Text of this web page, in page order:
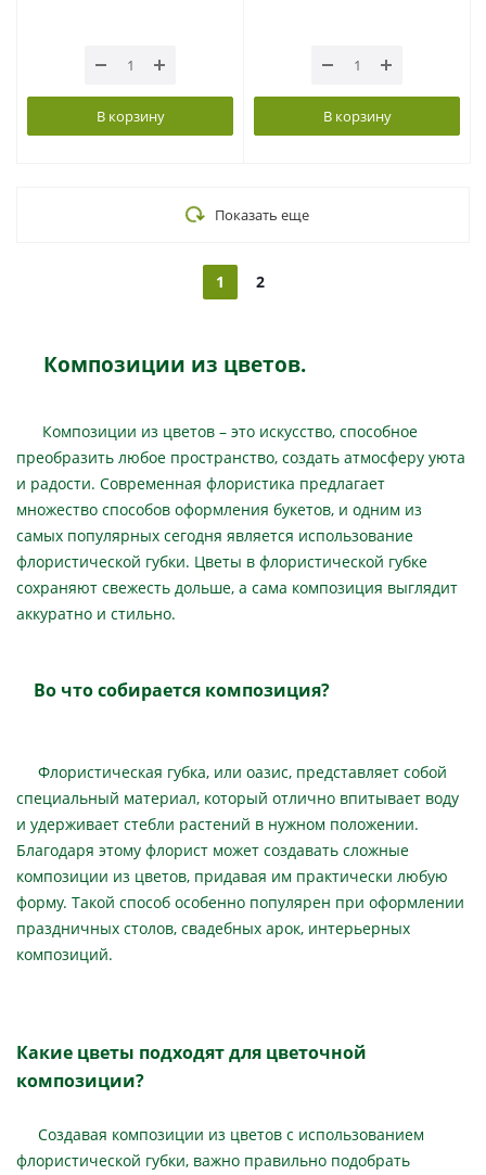
В корзину В корзину
Показать еще
1 2
Композиции из цветов.
Композиции из цветов – это искусство, способное
преобразить любое пространство, создать атмосферу уюта
и радости. Современная флористика предлагает
множество способов оформления букетов, и одним из
самых популярных сегодня является использование
флористической губки. Цветы в флористической губке
сохраняют свежесть дольше, а сама композиция выглядит
аккуратно и стильно.
Во что собирается композиция?
Флористическая губка, или оазис, представляет собой
специальный материал, который отлично впитывает воду
и удерживает стебли растений в нужном положении.
Благодаря этому флорист может создавать сложные
композиции из цветов, придавая им практически любую
форму. Такой способ особенно популярен при оформлении
праздничных столов, свадебных арок, интерьерных
композиций.
Какие цветы подходят для цветочной
композиции?
Создавая композиции из цветов с использованием
флористической губки, важно правильно подобрать